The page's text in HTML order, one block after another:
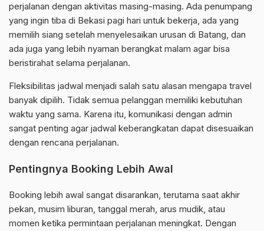
perjalanan dengan aktivitas masing-masing. Ada penumpang
yang ingin tiba di Bekasi pagi hari untuk bekerja, ada yang
memilih siang setelah menyelesaikan urusan di Batang, dan
ada juga yang lebih nyaman berangkat malam agar bisa
beristirahat selama perjalanan.
Fleksibilitas jadwal menjadi salah satu alasan mengapa travel
banyak dipilih. Tidak semua pelanggan memiliki kebutuhan
waktu yang sama. Karena itu, komunikasi dengan admin
sangat penting agar jadwal keberangkatan dapat disesuaikan
dengan rencana perjalanan.
Pentingnya Booking Lebih Awal
Booking lebih awal sangat disarankan, terutama saat akhir
pekan, musim liburan, tanggal merah, arus mudik, atau
momen ketika permintaan perjalanan meningkat. Dengan